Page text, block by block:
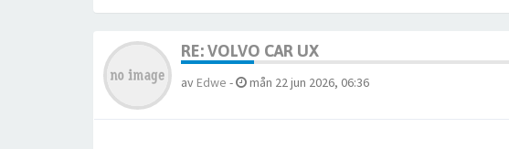
RE: VOLVO CAR UX
av Edwe - mån 22 jun 2026, 06:36